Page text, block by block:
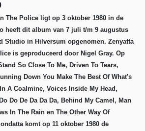
The Police ligt op 3 oktober 1980 in de
heeft dit album van 7 juli t/m 9 augustus
Studio in Hilversum opgenomen.Zenyatta
is geproduceerd door Nigel Gray. Op
So Close To Me, Driven To Tears,
Down You Make The Best Of What's
A Coalmine, Voices Inside My Head,
Do De Da Da Da, Behind My Camel, Man
In The Rain en The Other Way Of
komt op 11 oktober 1980 de